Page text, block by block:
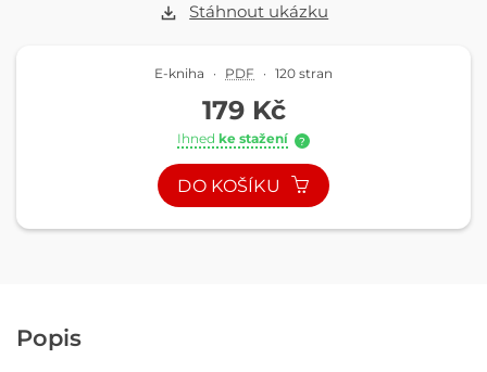
Stáhnout ukázku
E-kniha · PDF · 120 stran
179 Kč
Ihned ke stažení ?
DO KOŠÍKU
Popis